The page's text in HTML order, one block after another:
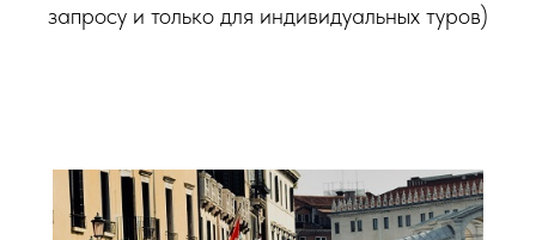
запросу и только для индивидуальных туров)